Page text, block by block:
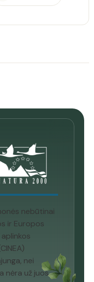
nebūtinai
ir Europos
nei
nėra už juos